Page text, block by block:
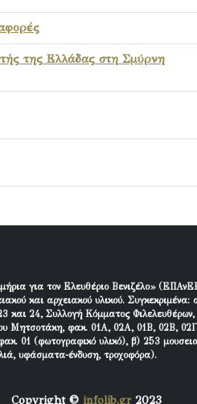
της Ελλάδας στη Σμύρνη
για τον Ελευθέριο Βενιζέλο»
και αρχειακού υλικού. Συγκεκριμένα:
και 24, Συλλογή Κόμματος
Μητσοτάκη, φακ. 01Α, 02Α, 01Β, 02Β,
01 (φωτογραφικό υλικό), β) 253
υφάσματα-ένδυση, τροχοφόρα).
Copyright © infolib.gr2023